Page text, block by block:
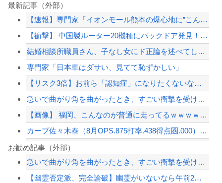
最新記事（外部）
【速報】専門家「イオンモール熊本の爆心地に”こんなもの”があったんだけど…」
【衝撃】 中国製ルーター20機種にバックドア発見！ ネットに繋ぐだけで35秒ごと...
結婚相談所職員さん、子なし女にド正論を述べてしまう…
専門家「日本車はダサい、見てて恥ずかしい」
【リスク3倍】お前ら「認知症」になりたくないなら酒をやめろ
急いで曲がり角を曲がったとき、すごい衝撃を受けてリアルに2ｍくらいふっとんだ
【画像】 福岡、こんなのが普通に走ってるｗｗｗｗｗｗｗｗｗｗｗｗｗｗｗｗｗｗｗｗ...
カープ佐々木泰（8月OPS.875打率.438得点圏.000）←1番に置いた方が...
【画像】髪型が完全に『鬼頭』な女キャラwwwwww
【衝撃】中国製ルーター20機種にバックドア発見！ ネットに繋ぐだけで35秒ごとに...
お勧め記事（外部）
急いで曲がり角を曲がったとき、すごい衝撃を受けてリアルに2ｍくらいふっとんだ
【幽霊否定派、完全論破】幽霊がいないなら午前2時に一人で墓石を木刀で叩き割れるよ...